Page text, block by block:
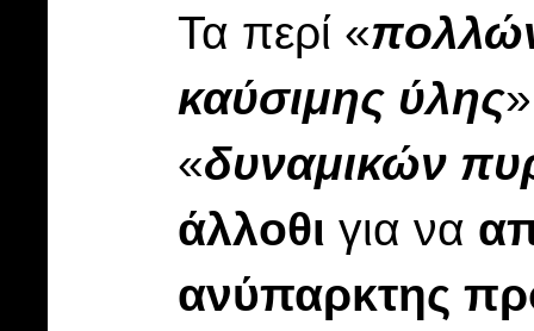
Τα περί «
καύσιμης ύλης
«δυναμικών
άλλοθι για να
ανύπαρκτης